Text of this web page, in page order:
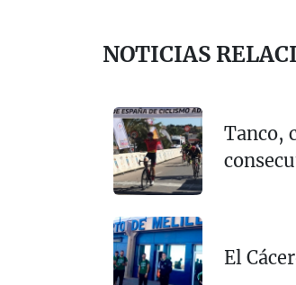
NOTICIAS
Tanco,
El